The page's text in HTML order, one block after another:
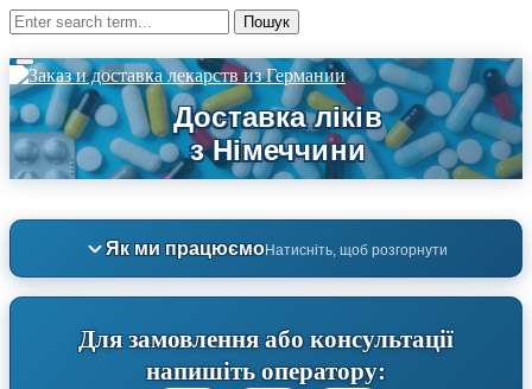
Як ми працюємоНатисніть, щоб розгорнути
Для замовлення або консультації
напишіть оператору: